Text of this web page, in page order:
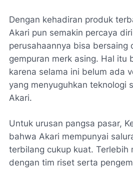
Dengan kehadiran produk
Akari pun semakin percaya
perusahaannya bisa bersaing
gempuran merk asing. Hal itu
karena selama ini belum ada
yang menyuguhkan teknologi
Akari.
Untuk urusan pangsa pasar,
bahwa Akari mempunyai
terbilang cukup kuat. Terlebih
dengan tim riset serta